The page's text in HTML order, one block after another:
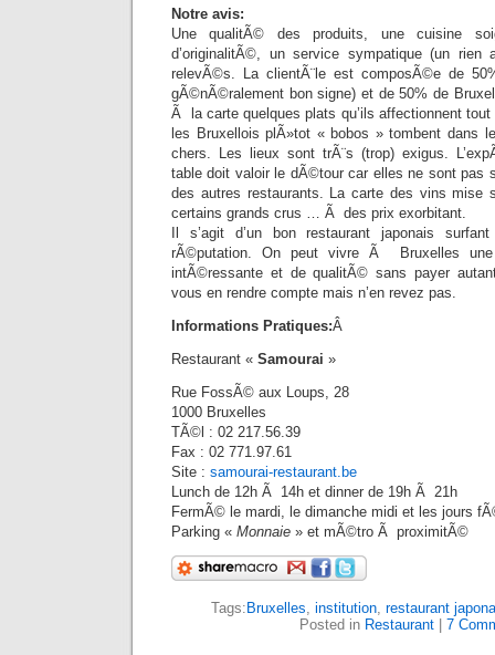
Notre avis:
Une qualitÃ© des produits, une cuisine
d’originalitÃ©, un service sympatique (un rien
relevÃ©s. La clientÃ¨le est composÃ©e de
gÃ©nÃ©ralement bon signe) et de 50% de
Ã la carte quelques plats qu’ils affectionnent
les Bruxellois plÃ»tot « bobos » tombent dans
chers. Les lieux sont trÃ¨s (trop) exigus.
table doit valoir le dÃ©tour car elles ne sont pas
des autres restaurants. La carte des vins mise
certains grands crus … Ã des prix exorbitant.
Il s’agit d’un bon restaurant japonais
rÃ©putation. On peut vivre Ã Bruxelles
intÃ©ressante et de qualitÃ© sans payer
vous en rendre compte mais n’en revez pas.
Informations Pratiques:Â
Restaurant « Samourai »
Rue FossÃ© aux Loups, 28
1000 Bruxelles
TÃ©l : 02 217.56.39
Fax : 02 771.97.61
Site : samourai-restaurant.be
Lunch de 12h Ã 14h et dinner de 19h Ã 21h
FermÃ© le mardi, le dimanche midi et les jours
Parking « Monnaie » et mÃ©tro Ã proximitÃ©
Tags: Bruxelles institution restaurant
Posted in Restaurant 7